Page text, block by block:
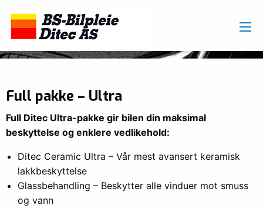
Full pakke – Ultra
Full Ditec Ultra-pakke gir bilen din maksimal
beskyttelse og enklere vedlikehold:
Ditec Ceramic Ultra – Vår mest avansert keramisk
lakkbeskyttelse
Glassbehandling – Beskytter alle vinduer mot smuss
og vann